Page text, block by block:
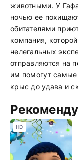
животными. У
ночью ее
обитателями
компания,
нелегальных
отправляются на
им помогут
крыс до удава и
HD